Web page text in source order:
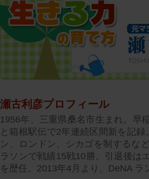
瀬古利彦プロフィール
1956年、三重県桑名市生まれ。早
と箱根駅伝で2年連続区間新を記
ン、ロンドン、シカゴを制するな
ラソンで戦績15戦10勝。引退後は
を歴任。2013年4月より、DeNA